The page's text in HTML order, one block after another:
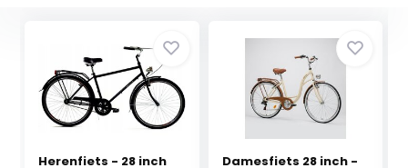
Herenfiets - 28 inch
Damesfiets 28 inch -